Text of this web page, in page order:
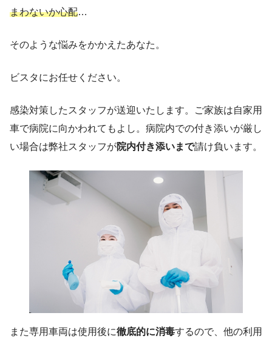
まわないか心配…
そのような悩みをかかえたあなた。
ビスタにお任せください。
感染対策したスタッフが送迎いたします。ご家族は自家用
車で病院に向かわれてもよし。病院内での付き添いが厳し
い場合は弊社スタッフが院内付き添いまで請け負います。
また専用車両は使用後に徹底的に消毒するので、他の利用